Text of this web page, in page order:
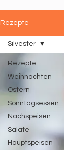
Rezepte
Rezepte
Weihnachten
Ostern
Sonntagsessen
Nachspeisen
Salate
Hauptspeisen
Silvester